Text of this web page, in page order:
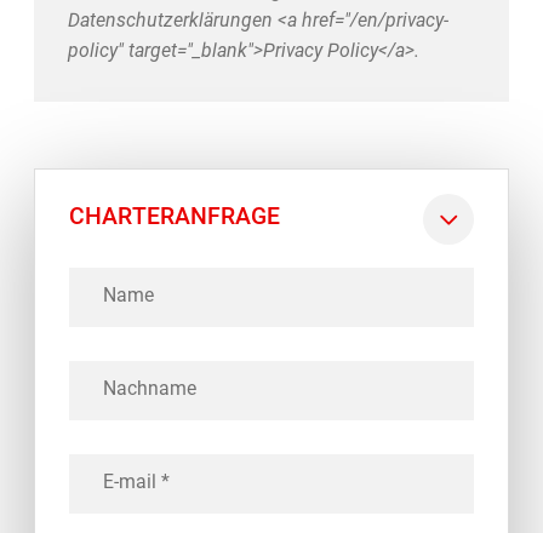
Datenschutzerklärungen <a href="/en/privacy-
policy" target="_blank">Privacy Policy</a>.
CHARTERANFRAGE